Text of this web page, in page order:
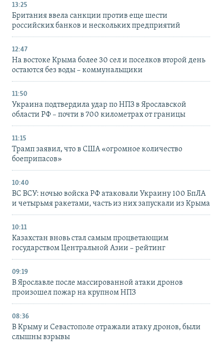
13:25
Британия ввела санкции против еще шести
российских банков и нескольких предприятий
12:47
На востоке Крыма более 30 сел и поселков второй день
остаются без воды – коммунальщики
11:50
Украина подтвердила удар по НПЗ в Ярославской
области РФ – почти в 700 километрах от границы
11:15
Трамп заявил, что в США «огромное количество
боеприпасов»
10:40
ВС ВСУ: ночью войска РФ атаковали Украину 100 БпЛА
и четырьмя ракетами, часть из них запускали из Крыма
10:11
Казахстан вновь стал самым процветающим
государством Центральной Азии – рейтинг
09:19
В Ярославле после массированной атаки дронов
произошел пожар на крупном НПЗ
08:36
В Крыму и Севастополе отражали атаку дронов, были
слышны взрывы